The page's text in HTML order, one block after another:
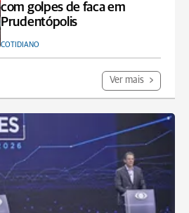
com golpes de faca em
Prudentópolis
COTIDIANO
Ver mais